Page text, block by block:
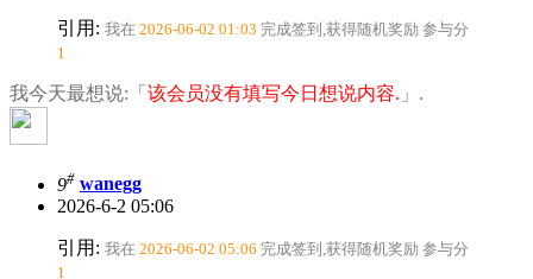
引用: 我在 2026-06-02 01:03 完成签到,获得随机奖励 参与分
1
我今天最想说:「 该会员没有填写今日想说内容. 」.
9# wanegg
2026-6-2 05:06
引用: 我在 2026-06-02 05:06 完成签到,获得随机奖励 参与分
1